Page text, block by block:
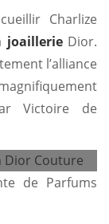
Charlize
joaillerie Dior.
l’alliance
Victoire de
– Crédit
de Parfums